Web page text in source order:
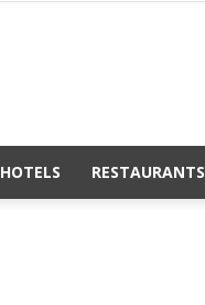
HOTELS RESTAURANTS